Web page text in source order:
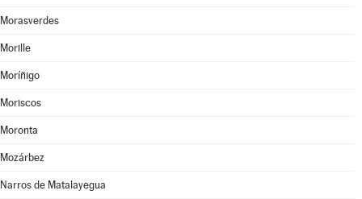
Morasverdes
Morille
Moríñigo
Moriscos
Moronta
Mozárbez
Narros de Matalayegua